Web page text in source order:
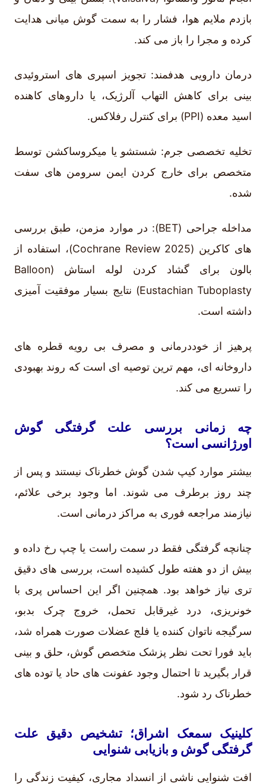
بازدم ملایم هوا، فشار را به سمت گوش میانی هدایت
کرده و مجرا را باز می کند.
درمان دارویی هدفمند: تجویز اسپری های استروئیدی
بینی برای کاهش التهاب آلرژیک، یا داروهای کاهنده
اسید معده (PPI) برای کنترل رفلاکس.
تخلیه تخصصی جرم: شستشو یا میکروساکشن توسط
متخصص برای خارج کردن ایمن سرومن های سفت
شده.
مداخله جراحی (BET): در موارد مزمن، طبق بررسی
های کاکرین (Cochrane Review 2025)، استفاده از
بالون برای گشاد کردن لوله استاش (Balloon
Eustachian Tuboplasty) نتایج بسیار موفقیت آمیزی
داشته است.
پرهیز از خوددرمانی و مصرف بی رویه قطره های
داروخانه ای، مهم ترین توصیه ای است که روند بهبودی
را تسریع می کند.
چه زمانی بررسی علت گرفتگی گوش
اورژانسی است؟
بیشتر موارد کیپ شدن گوش خطرناک نیستند و پس از
چند روز برطرف می شوند. اما وجود برخی علائم،
نیازمند مراجعه فوری به مراکز درمانی است.
چنانچه گرفتگی فقط در سمت راست یا چپ رخ داده و
بیش از دو هفته طول کشیده است، بررسی های دقیق
تری نیاز خواهد بود. همچنین اگر این احساس پری با
خونریزی، درد غیرقابل تحمل، خروج چرک بدبو،
سرگیجه ناتوان کننده یا فلج عضلات صورت همراه شد،
باید فورا تحت نظر پزشک متخصص گوش، حلق و بینی
قرار بگیرید تا احتمال وجود عفونت های حاد یا توده های
خطرناک رد شود.
کلینیک سمعک اشراق؛ تشخیص دقیق علت
گرفتگی گوش و بازیابی شنوایی
افت شنوایی ناشی از انسداد مجاری، کیفیت زندگی را